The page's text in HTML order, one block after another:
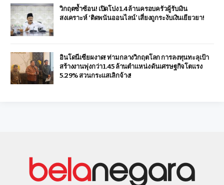
วิกฤตซ้ำซ้อน! เปิดโปง 1.4 ล้านครอบครัวผู้รับเงิน
สงเคราะห์ ‘ติดพนันออนไลน์’ เสี่ยงถูกระงับเงินเยียวยา!
อินโดนีเซียผงาด! ท่ามกลางวิกฤตโลก การลงทุนทะลุเป้า
สร้างงานพุ่งกว่า 1.45 ล้านตำแหน่ง ดันเศรษฐกิจโตแรง
5.29% สวนกระแสเลิกจ้าง!